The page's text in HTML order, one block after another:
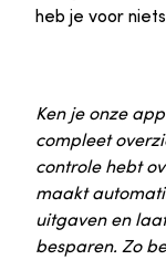
heb je voor
Ken je onze
compleet
controle hebt
maakt
uitgaven en
besparen. Zo